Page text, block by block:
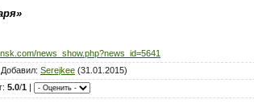
news_show.php?news_id=5641
Добавил: Serejkee (31.01.2015)
5.0/1 |